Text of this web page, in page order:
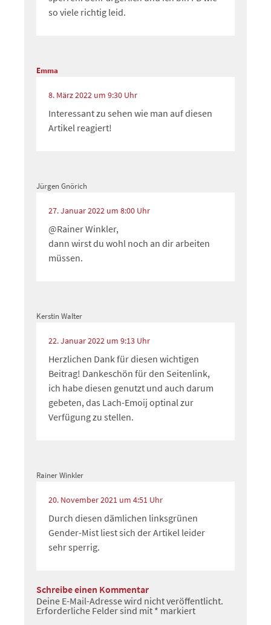
so viele richtig leid.
Emma
8. März 2022 um 9:30 Uhr
Interessant zu sehen wie man auf diesen
Artikel reagiert!
Jürgen Gnörich
27. Januar 2022 um 8:00 Uhr
@Rainer Winkler,
dann wirst du wohl noch an dir arbeiten
müssen.
Kerstin Walter
22. Januar 2022 um 9:13 Uhr
Herzlichen Dank für diesen wichtigen
Beitrag! Dankeschön für den Seitenlink,
ich habe diesen genutzt und auch darum
gebeten, das Lach-Emoij optinal zur
Verfügung zu stellen.
Rainer Winkler
20. November 2021 um 4:51 Uhr
Durch diesen dämlichen linksgrünen
Gender-Mist liest sich der Artikel leider
sehr sperrig.
Schreibe einen Kommentar
Deine E-Mail-Adresse wird nicht veröffentlicht.
Erforderliche Felder sind mit * markiert